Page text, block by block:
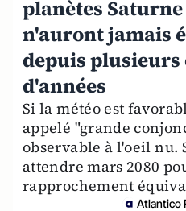
planètes
n'auront jamais
depuis plusieurs
d'années
Si la météo est
appelé "grande
observable à l'oeil nu.
attendre mars 2080
rapprochement
Atlantico